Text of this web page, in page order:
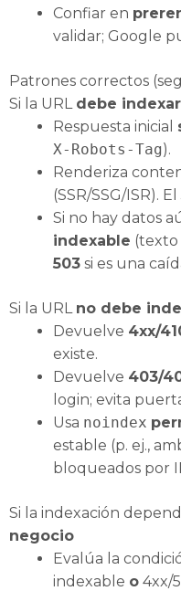
Confiar en
validar; Google
Patrones correctos
Si la URL debe indexar
Respuesta inicial
X‑Robots‑Tag).
Renderiza
(SSR/SSG/ISR).
Si no hay datos
indexable (texto
503 si es una
Si la URL no debe
Devuelve 4xx/
existe.
Devuelve 403/
login; evita
Usa noindex
estable (p. ej.,
bloqueados por
Si la indexación
negocio
Evalúa la
indexable o 4xx/